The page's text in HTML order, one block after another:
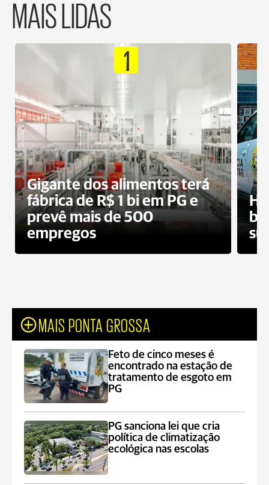
MAIS LIDAS
1
Gigante dos alimentos terá
fábrica de R$ 1 bi em PG e
prevê mais de 500
empregos
MAIS PONTA GROSSA
Feto de cinco meses é
encontrado na estação de
tratamento de esgoto em
PG
PG sanciona lei que cria
política de climatização
ecológica nas escolas